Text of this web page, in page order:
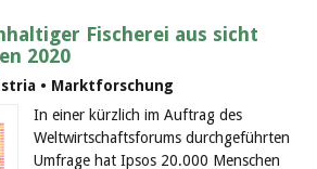
Fischerei aus sicht
2020
• Marktforschung
In einer kürzlich im Auftrag des
Weltwirtschaftsforums durchgeführten
Umfrage hat Ipsos 20.000 Menschen